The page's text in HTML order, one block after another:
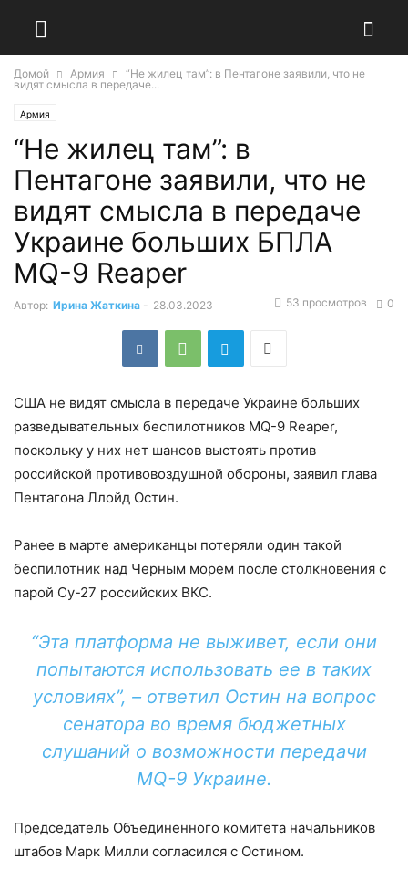
Домой Армия
“Не жилец там”: в Пентагоне заявили, что не
видят смысла в передаче...
Армия
“Не жилец там”: в
Пентагоне заявили, что не
видят смысла в передаче
Украине больших БПЛА
MQ-9 Reaper
Автор: Ирина Жаткина - 28.03.2023 0
53 просмотров
США не видят смысла в передаче Украине больших
разведывательных беспилотников MQ-9 Reaper,
поскольку у них нет шансов выстоять против
российской противовоздушной обороны, заявил глава
Пентагона Ллойд Остин.
Ранее в марте американцы потеряли один такой
беспилотник над Черным морем после столкновения с
парой Су-27 российских ВКС.
“Эта платформа не выживет, если они
попытаются использовать ее в таких
условиях”, – ответил Остин на вопрос
сенатора во время бюджетных
слушаний о возможности передачи
MQ-9 Украине.
Председатель Объединенного комитета начальников
штабов Марк Милли согласился с Остином.